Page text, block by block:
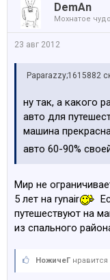
DemAn
Мохнатое чудо
23 авг 2012
Paparazzy;1615882
ну так, а какого
авто для
машина
авто 60-90%
Мир не
5 лет на rynair
путешествуют на
из спального
НожичеГ нравится